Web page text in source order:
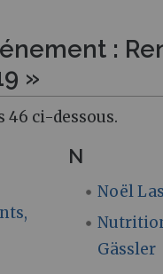
:
»
46 ci-dessous.
N
Noël
Gässler